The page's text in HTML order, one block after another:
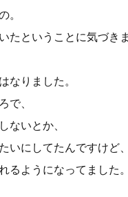
。
ということに気づきま
なりました。
で、
ないとか、
いにしてたんですけど、
るようになってました。